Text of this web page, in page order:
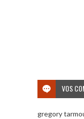
VOS
gregory